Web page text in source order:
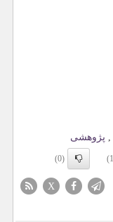
پژوهشی
(0)
X